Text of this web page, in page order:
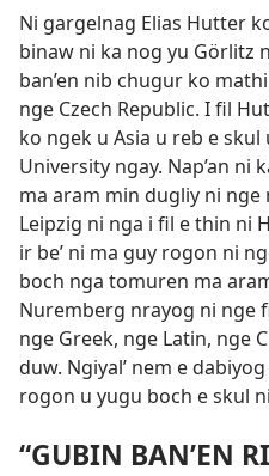
Ni gargelnag Elias Hutter
binaw ni ka nog yu Görlitz
ban’en nib chugur ko
nge Czech Republic. I fil
ko ngek u Asia u reb e skul
University ngay. Nap’an ni
ma aram min dugliy ni nge
Leipzig ni nga i fil e thin ni
ir be’ ni ma guy rogon ni
boch nga tomuren ma
Nuremberg nrayog ni nge
nge Greek, nge Latin, nge
duw. Ngiyal’ nem e
rogon u yugu boch e skul
“GUBIN BAN’EN